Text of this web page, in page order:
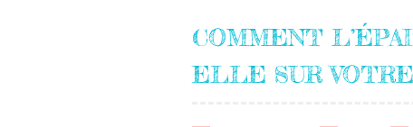
COMMENT
ELLE SUR